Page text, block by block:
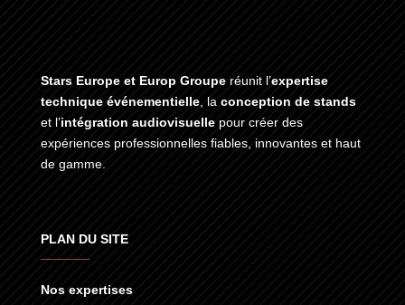
Stars Europe et Europ Groupe réunit l’expertise
technique événementielle, la conception de stands
et l’intégration audiovisuellepour créer des
expériences professionnelles fiables, innovantes et haut
de gamme.
PLAN DU SITE
Nos expertises